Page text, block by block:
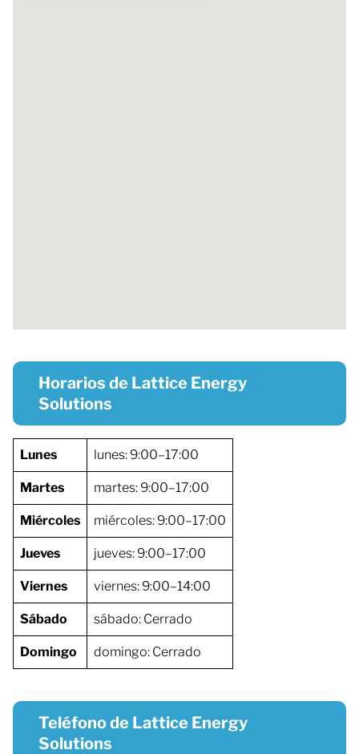
Horarios de Lattice Energy
Solutions
Lunes lunes: 9:00–17:00
Martes martes: 9:00–17:00
Miércoles miércoles: 9:00–17:00
Jueves jueves: 9:00–17:00
Viernes viernes: 9:00–14:00
Sábado sábado: Cerrado
Domingo domingo: Cerrado
Teléfono de Lattice Energy
Solutions